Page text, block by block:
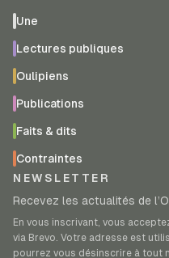
Une
Lectures publiques
Oulipiens
Publications
Faits & dits
Contraintes
NEWSLETTER
Recevez les actualités de
En vous inscrivant, vous
via Brevo. Votre adresse est
pourrez vous désinscrire à tout